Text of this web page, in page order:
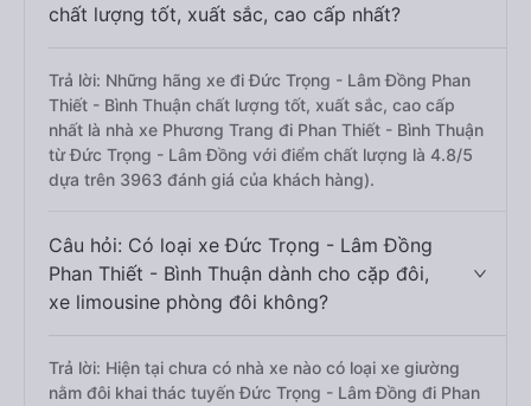
chất lượng tốt, xuất sắc, cao cấp nhất?
Trả lời: Những hãng xe đi Đức Trọng - Lâm Đồng Phan
Thiết - Bình Thuận chất lượng tốt, xuất sắc, cao cấp
nhất là nhà xe Phương Trang đi Phan Thiết - Bình Thuận
từ Đức Trọng - Lâm Đồng với điểm chất lượng là 4.8/5
dựa trên 3963 đánh giá của khách hàng).
Câu hỏi: Có loại xe Đức Trọng - Lâm Đồng
Phan Thiết - Bình Thuận dành cho cặp đôi,
xe limousine phòng đôi không?
Trả lời: Hiện tại chưa có nhà xe nào có loại xe giường
nằm đôi khai thác tuyến Đức Trọng - Lâm Đồng đi Phan